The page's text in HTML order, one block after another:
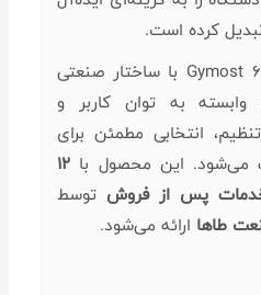
کرده است.
تردمیل مکانیکی Gymost 6397CB با ساختار صنعتی
به توان کاربر و
انتخابی مطمئن برای
می‌شود. این محصول با ۱۲
توسط
طاها ارائه می‌شود.